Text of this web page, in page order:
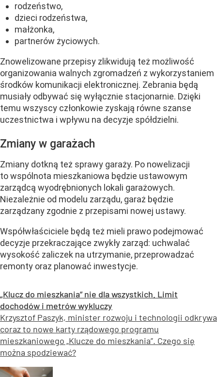
rodzeństwo,
dzieci rodzeństwa,
małżonka,
partnerów życiowych.
Znowelizowane przepisy zlikwidują też możliwość
organizowania walnych zgromadzeń z wykorzystaniem
środków komunikacji elektronicznej. Zebrania będą
musiały odbywać się wyłącznie stacjonarnie. Dzięki
temu wszyscy członkowie zyskają równe szanse
uczestnictwa i wpływu na decyzje spółdzielni.
Zmiany w garażach
Zmiany dotkną też sprawy garaży. Po nowelizacji
to wspólnota mieszkaniowa będzie ustawowym
zarządcą wyodrębnionych lokali garażowych.
Niezależnie od modelu zarządu, garaż będzie
zarządzany zgodnie z przepisami nowej ustawy.
Współwłaściciele będą też mieli prawo podejmować
decyzje przekraczające zwykły zarząd: uchwalać
wysokość zaliczek na utrzymanie, przeprowadzać
remonty oraz planować inwestycje.
„Klucz do mieszkania” nie dla wszystkich. Limit
dochodów i metrów wykluczy
Krzysztof Paszyk, minister rozwoju i technologii odkrywa
coraz to nowe karty rządowego programu
mieszkaniowego „Klucze do mieszkania”. Czego się
można spodziewać?